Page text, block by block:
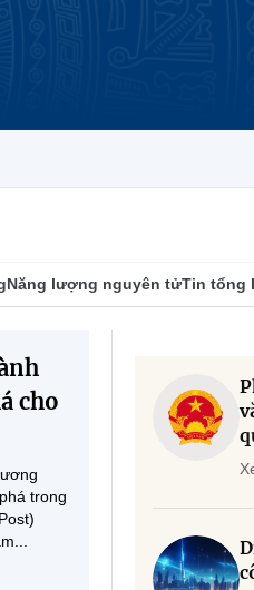
Năng lượng nguyên tửTin tổng
cho
trong